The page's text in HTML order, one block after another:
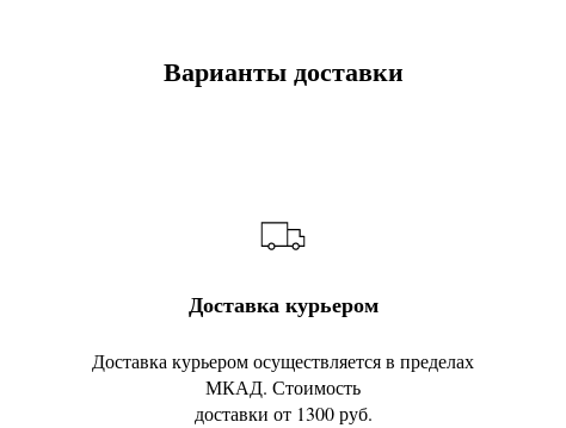
Варианты доставки
Доставка курьером
Доставка курьером осуществляется в пределах
МКАД. Стоимость
доставки от 1300 руб.